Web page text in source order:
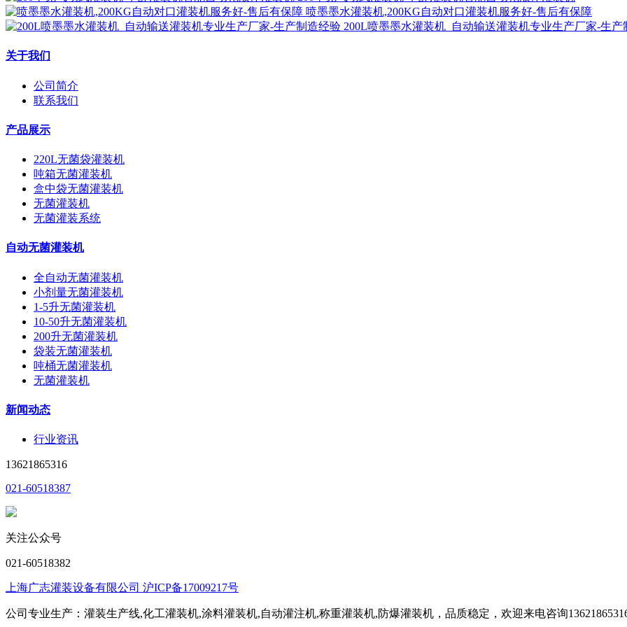
喷墨墨水灌装机,200KG自动对口灌装机服务好-售后有保障
200L喷墨墨水灌装机_自动输送灌装机专业生产厂家-生产
关于我们
公司简介
联系我们
产品展示
220L无菌袋灌装机
吨箱无菌灌装机
盒中袋无菌灌装机
无菌灌装机
无菌灌装系统
自动无菌灌装机
全自动无菌灌装机
小剂量无菌灌装机
1-5升无菌灌装机
10-50升无菌灌装机
200升无菌灌装机
袋装无菌灌装机
吨桶无菌灌装机
无菌灌装机
新闻动态
行业资讯
13621865316
021-60518387
关注公众号
021-60518382
上海广志灌装设备有限公司 沪ICP备17009217号
公司专业生产：灌装生产线,化工灌装机,涂料灌装机,自动灌注机,称重灌装机,防爆灌装机，品质稳定，欢迎来电咨询